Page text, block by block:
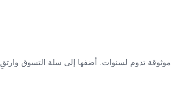
استخدام مريح، وجودة موثوقة تدوم لسنوات. أضفها إلى سلة التسوق وارتقِ